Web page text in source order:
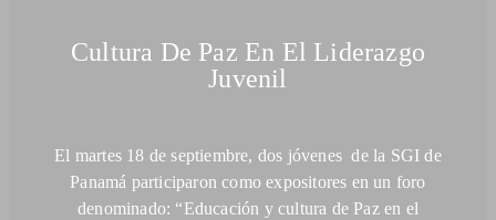
Cultura De Paz En El Liderazgo
Juvenil
El martes 18 de septiembre, dos jóvenes de la SGI de
Panamá participaron como expositores en un foro
denominado: “Educación y cultura de Paz en el